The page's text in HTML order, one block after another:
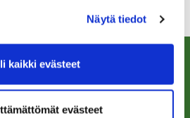
Näytä tiedot
kaikki evästeet
evästeet